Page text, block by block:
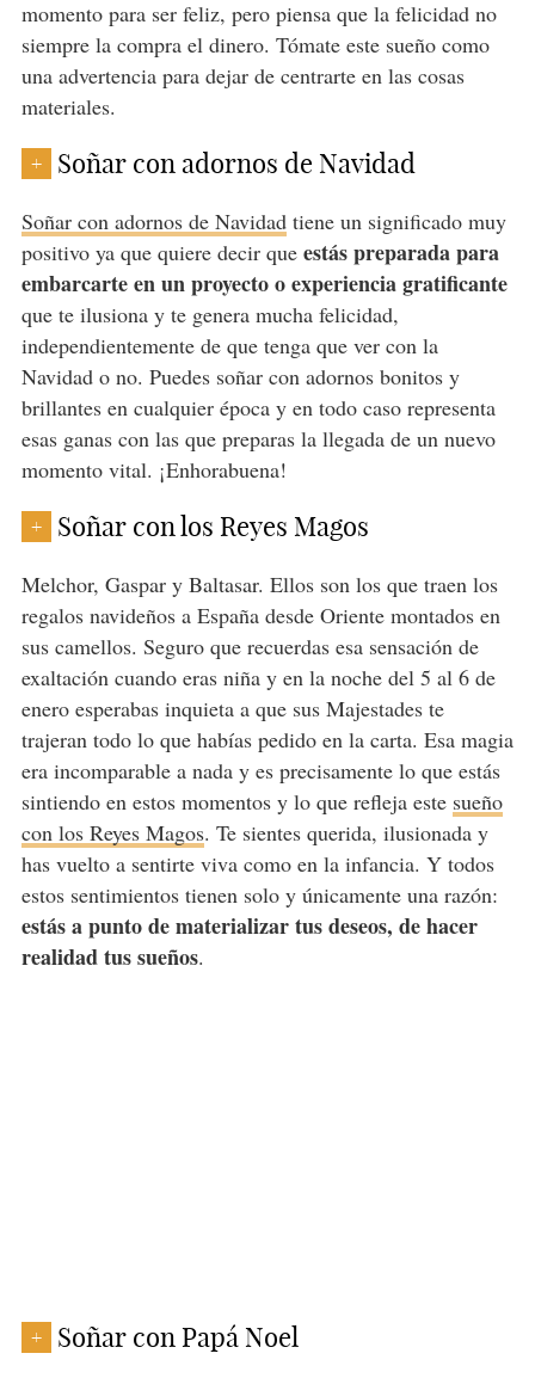
momento para ser feliz, pero piensa que la felicidad no
siempre la compra el dinero. Tómate este sueño como
una advertencia para dejar de centrarte en las cosas
materiales.
+ Soñar con adornos de Navidad
Soñar con adornos de Navidadtiene un significado muy
positivo ya que quiere decir que estás preparada para
embarcarte en un proyecto o experiencia gratificante
que te ilusiona y te genera mucha felicidad,
independientemente de que tenga que ver con la
Navidad o no. Puedes soñar con adornos bonitos y
brillantes en cualquier época y en todo caso representa
esas ganas con las que preparas la llegada de un nuevo
momento vital. ¡Enhorabuena!
+ Soñar con los Reyes Magos
Melchor, Gaspar y Baltasar. Ellos son los que traen los
regalos navideños a España desde Oriente montados en
sus camellos. Seguro que recuerdas esa sensación de
exaltación cuando eras niña y en la noche del 5 al 6 de
enero esperabas inquieta a que sus Majestades te
trajeran todo lo que habías pedido en la carta. Esa magia
era incomparable a nada y es precisamente lo que estás
sintiendo en estos momentos y lo que refleja este sueño
con los Reyes Magos. Te sientes querida, ilusionada y
has vuelto a sentirte viva como en la infancia. Y todos
estos sentimientos tienen solo y únicamente una razón:
estás a punto de materializar tus deseos, de hacer
realidad tus sueños.
+ Soñar con Papá Noel